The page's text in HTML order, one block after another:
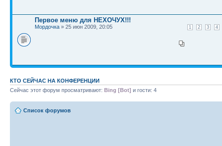
Первое меню для НЕХОЧУХ!!!
1 2 3 4
Мордочка » 25 июн 2009, 20:05
КТО СЕЙЧАС НА КОНФЕРЕНЦИИ
Сейчас этот форум просматривают: Bing [Bot] и гости: 4
Список форумов